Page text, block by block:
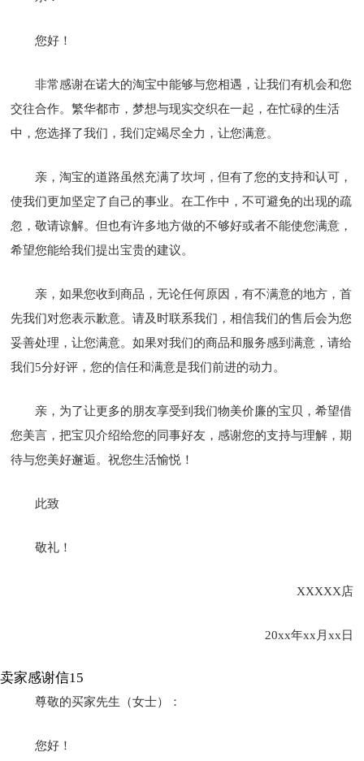
您好！
非常感谢在诺大的淘宝中能够与您相遇，让我们有机会和您
交往合作。繁华都市，梦想与现实交织在一起，在忙碌的生活
中，您选择了我们，我们定竭尽全力，让您满意。
亲，淘宝的道路虽然充满了坎坷，但有了您的支持和认可，
使我们更加坚定了自己的事业。在工作中，不可避免的出现的疏
忽，敬请谅解。但也有许多地方做的不够好或者不能使您满意，
希望您能给我们提出宝贵的建议。
亲，如果您收到商品，无论任何原因，有不满意的地方，首
先我们对您表示歉意。请及时联系我们，相信我们的售后会为您
妥善处理，让您满意。如果对我们的商品和服务感到满意，请给
我们5分好评，您的信任和满意是我们前进的动力。
亲，为了让更多的朋友享受到我们物美价廉的宝贝，希望借
您美言，把宝贝介绍给您的同事好友，感谢您的支持与理解，期
待与您美好邂逅。祝您生活愉悦！
此致
敬礼！
XXXXX店
20xx年xx月xx日
卖家感谢信15
尊敬的买家先生（女士）：
您好！